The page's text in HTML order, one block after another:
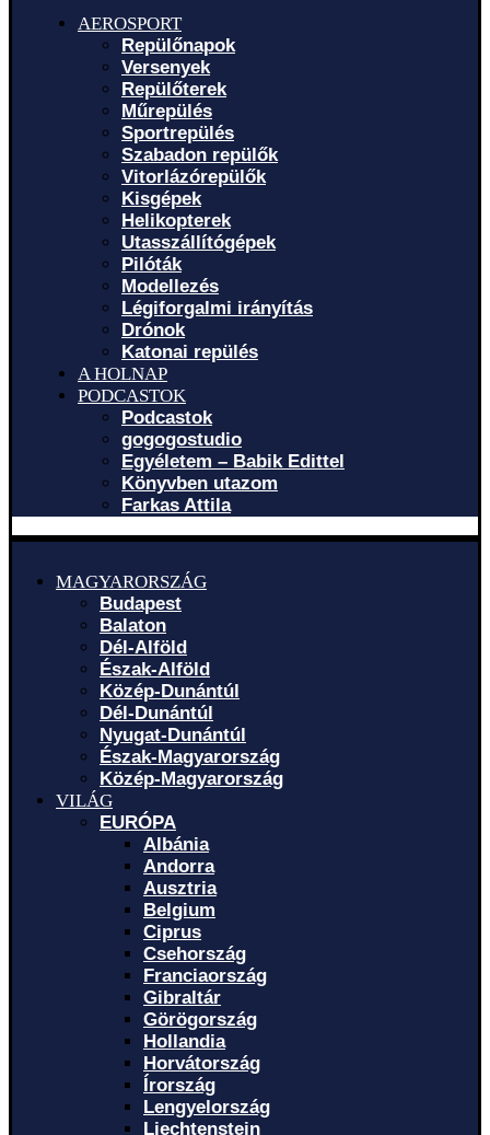
AEROSPORT
Repülőnapok
Versenyek
Repülőterek
Műrepülés
Sportrepülés
Szabadon repülők
Vitorlázórepülők
Kisgépek
Helikopterek
Utasszállítógépek
Pilóták
Modellezés
Légiforgalmi irányítás
Drónok
Katonai repülés
A HOLNAP
PODCASTOK
Podcastok
gogogostudio
Egyéletem – Babik Edittel
Könyvben utazom
Farkas Attila
MAGYARORSZÁG
Budapest
Balaton
Dél-Alföld
Észak-Alföld
Közép-Dunántúl
Dél-Dunántúl
Nyugat-Dunántúl
Észak-Magyarország
Közép-Magyarország
VILÁG
EURÓPA
Albánia
Andorra
Ausztria
Belgium
Ciprus
Csehország
Franciaország
Gibraltár
Görögország
Hollandia
Horvátország
Írország
Lengyelország
Liechtenstein